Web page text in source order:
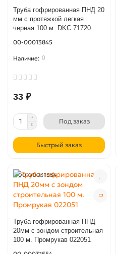
Труба гофрированная ПНД 20
мм с протяжкой легкая
черная 100 м. DKC 71720
00-00013845
0
33 ₽
Под заказ
Быстрый заказ
00-00031554
Труба гофрированная ПНД
20мм с зондом строительная
100 м. Промрукав 022051